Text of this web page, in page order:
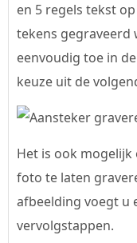
en 5 regels tekst
tekens gegraveerd
eenvoudig toe in
keuze uit de
Het is ook
foto te laten
afbeelding voegt u
vervolgstappen.